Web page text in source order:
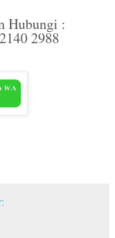
Hubungi :
2988